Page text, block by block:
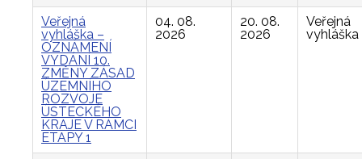
Veřejná
vyhláška –
OZNÁMENÍ
VYDÁNÍ 10.
ZMĚNY ZÁSAD
ÚZEMNÍHO
ROZVOJE
ÚSTECKÉHO
KRAJE V RÁMCI
ETAPY 1
04. 08.
2026
20. 08.
2026
Veřejná
vyhláška